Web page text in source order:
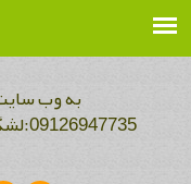
به وب